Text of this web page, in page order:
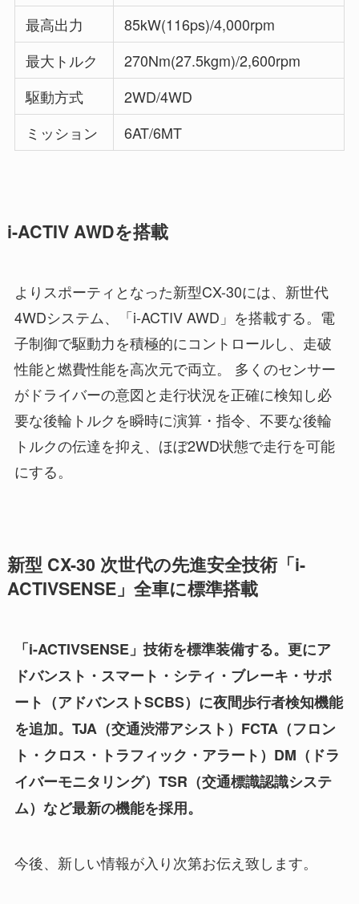
最高出力
85kW(116ps)/4,000rpm
最大トルク
270Nm(27.5kgm)/2,600rpm
駆動方式
2WD/4WD
ミッション
6AT/6MT
i-ACTIV AWDを搭載
よりスポーティとなった新型CX-30には、新世代
4WDシステム、「i-ACTIV AWD」を搭載する。電
子制御で駆動力を積極的にコントロールし、走破
性能と燃費性能を高次元で両立。 多くのセンサー
がドライバーの意図と走行状況を正確に検知し必
要な後輪トルクを瞬時に演算・指令、不要な後輪
トルクの伝達を抑え、ほぼ2WD状態で走行を可能
にする。
新型 CX-30 次世代の先進安全技術「i-
ACTIVSENSE」全車に標準搭載
「i-ACTIVSENSE」技術を標準装備する。更にア
ドバンスト・スマート・シティ・ブレーキ・サポ
ート（アドバンストSCBS）に夜間歩行者検知機能
を追加。TJA（交通渋滞アシスト）FCTA（フロン
ト・クロス・トラフィック・アラート）DM（ドラ
イバーモニタリング）TSR（交通標識認識システ
ム）など最新の機能を採用。
今後、新しい情報が入り次第お伝え致します。